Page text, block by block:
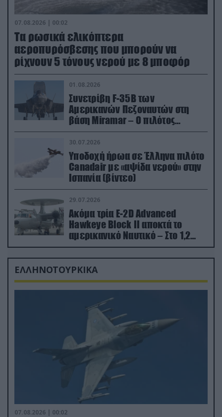
07.08.2026 | 00:02
Τα ρωσικά ελικόπτερα
αεροπυρόσβεσης που μπορούν να
ρίχνουν 5 τόνους νερού με 8 μποφόρ
01.08.2026
Συνετρίβη F-35B των
Αμερικανών Πεζοναυτών στη
βάση Miramar – Ο πιλότος
εκτινάχθηκε εγκαίρως
30.07.2026
Υποδοχή ήρωα σε Έλληνα πιλότο
Canadair με «αψίδα νερού» στην
Ισπανία (βίντεο)
29.07.2026
Ακόμα τρία E-2D Advanced
Hawkeye Block II αποκτά το
αμερικανικό Ναυτικό – Στο 1,2
δισ.δολάρια το κόστος
ΕΛΛΗΝΟΤΟΥΡΚΙΚΑ
07.08.2026 | 00:02